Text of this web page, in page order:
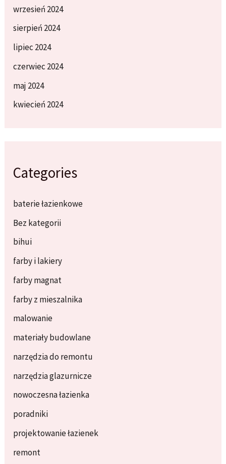
wrzesień 2024
sierpień 2024
lipiec 2024
czerwiec 2024
maj 2024
kwiecień 2024
Categories
baterie łazienkowe
Bez kategorii
bihui
farby i lakiery
farby magnat
farby z mieszalnika
malowanie
materiały budowlane
narzędzia do remontu
narzędzia glazurnicze
nowoczesna łazienka
poradniki
projektowanie łazienek
remont